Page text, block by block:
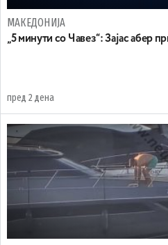
МАКЕДОНИЈА
„5 минути со Чавез“: Зајас абер
пред 2 дена